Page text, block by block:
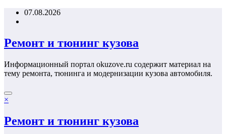
Перейти07.08.2026
Ремонт и тюнинг кузова
Информационный портал okuzove.ru содержит материал на
тему ремонта, тюнинга и модернизации кузова автомобиля.
×
Ремонт и тюнинг кузова